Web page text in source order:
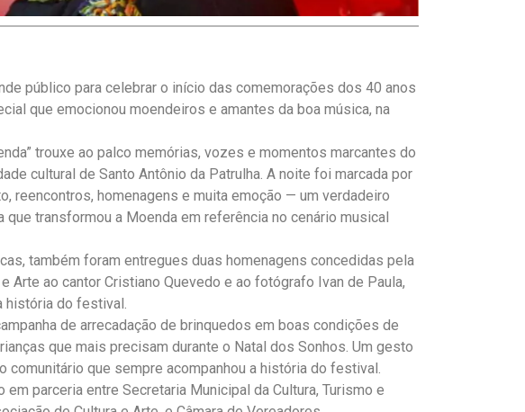
público para celebrar o início das comemorações dos 40 anos
que emocionou moendeiros e amantes da boa música, na
trouxe ao palco memórias, vozes e momentos marcantes do
cultural de Santo Antônio da Patrulha. A noite foi marcada por
reencontros, homenagens e muita emoção — um verdadeiro
que transformou a Moenda em referência no cenário musical
também foram entregues duas homenagens concedidas pela
Arte ao cantor Cristiano Quevedo e ao fotógrafo Ivan de Paula,
história do festival.
de arrecadação de brinquedos em boas condições de
que mais precisam durante o Natal dos Sonhos. Um gesto
comunitário que sempre acompanhou a história do festival.
parceria entre Secretaria Municipal da Cultura, Turismo e